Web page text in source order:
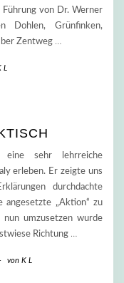
von Dr. Werner
Dohlen, Grünfinken,
Zentweg …
L
sehr lehrreiche
erleben. Er zeigte uns
durchdachte
angesetzte „Aktion“ zu
nun umzusetzen wurde
Richtung …
von K L